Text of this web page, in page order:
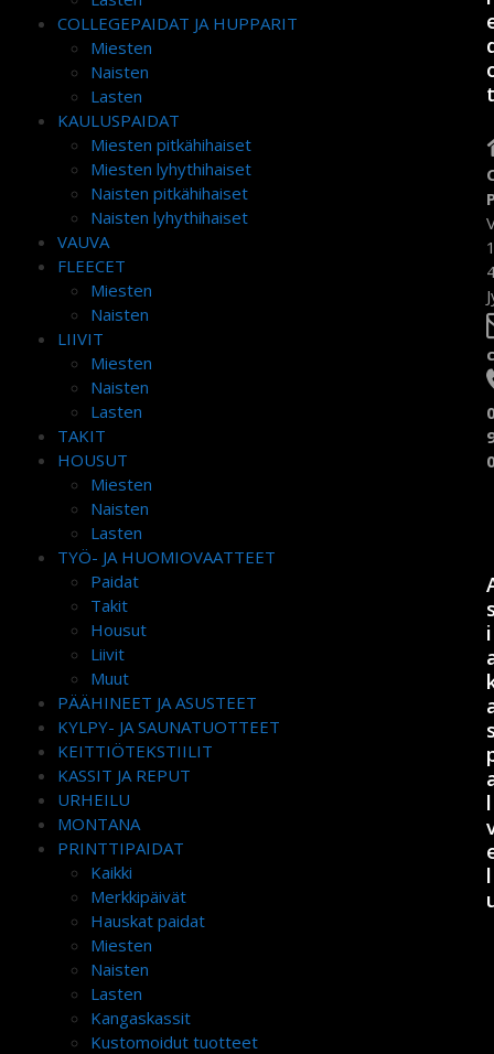
COLLEGEPAIDAT JA HUPPARIT
Miesten
Naisten
Lasten
KAULUSPAIDAT
Miesten pitkähihaiset
Miesten lyhythihaiset
Naisten pitkähihaiset
Naisten lyhythihaiset
VAUVA
FLEECET
Miesten
Naisten
LIIVIT
Miesten
Naisten
Lasten
TAKIT
HOUSUT
Miesten
Naisten
Lasten
TYÖ- JA HUOMIOVAATTEET
Paidat
Takit
Housut
Liivit
Muut
PÄÄHINEET JA ASUSTEET
KYLPY- JA SAUNATUOTTEET
KEITTIÖTEKSTIILIT
KASSIT JA REPUT
URHEILU
MONTANA
PRINTTIPAIDAT
Kaikki
Merkkipäivät
Hauskat paidat
Miesten
Naisten
Lasten
Kangaskassit
Kustomoidut tuotteet
t
i
l
l